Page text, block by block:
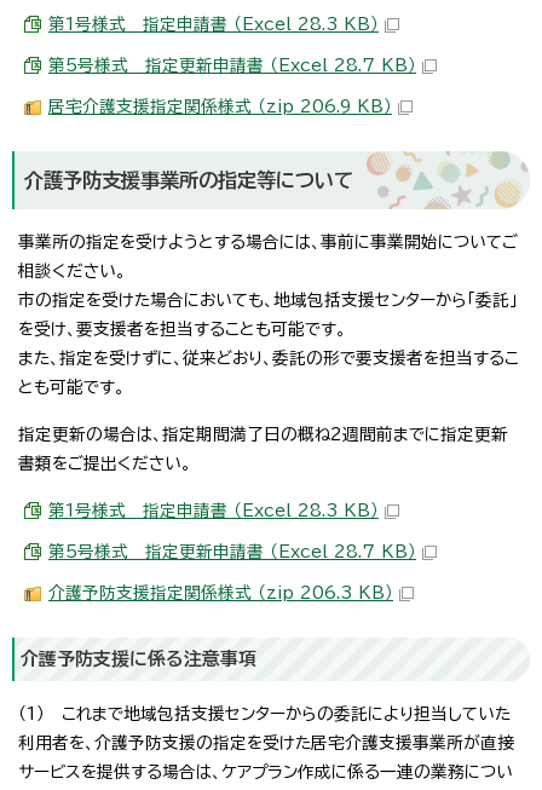
第1号様式 指定申請書 （Excel 28.3 KB）
第5号様式 指定更新申請書 （Excel 28.7 KB）
居宅介護支援指定関係様式 （zip 206.9 KB）
介護予防支援事業所の指定等について
事業所の指定を受けようとする場合には、事前に事業開始についてご
相談ください。
市の指定を受けた場合においても、地域包括支援センターから「委託」
を受け、要支援者を担当することも可能です。
また、指定を受けずに、従来どおり、委託の形で要支援者を担当するこ
とも可能です。
指定更新の場合は、指定期間満了日の概ね2週間前までに指定更新
書類をご提出ください。
第1号様式 指定申請書 （Excel 28.3 KB）
第5号様式 指定更新申請書 （Excel 28.7 KB）
介護予防支援指定関係様式 （zip 206.3 KB）
介護予防支援に係る注意事項
（1） これまで地域包括支援センターからの委託により担当していた
利用者を、介護予防支援の指定を受けた居宅介護支援事業所が直接
サービスを提供する場合は、ケアプラン作成に係る一連の業務につい